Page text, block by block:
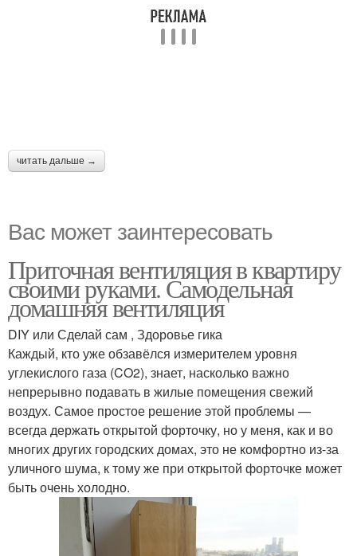
читать дальше →
Вас может заинтересовать
Приточная вентиляция в квартиру
своими руками. Самодельная
домашняя вентиляция
DIY или Сделай сам , Здоровье гика
Каждый, кто уже обзавёлся измерителем уровня
углекислого газа (CO2), знает, насколько важно
непрерывно подавать в жилые помещения свежий
воздух. Самое простое решение этой проблемы —
всегда держать открытой форточку, но у меня, как и во
многих других городских домах, это не комфортно из-за
уличного шума, к тому же при открытой форточке может
быть очень холодно.